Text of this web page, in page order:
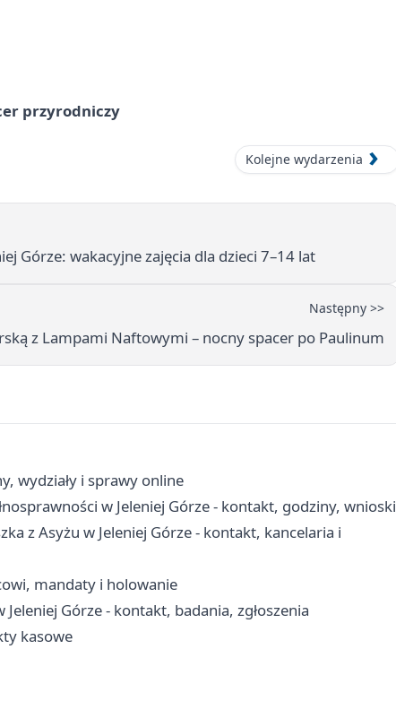
przyrodniczy
Kolejne wydarzenia
Górze: wakacyjne zajęcia dla dzieci 7–14 lat
Następny >>
z Lampami Naftowymi – nocny spacer po Paulinum
wydziały i sprawy online
w Jeleniej Górze - kontakt, godziny, wnioski
z Asyżu w Jeleniej Górze - kontakt, kancelaria i
mandaty i holowanie
Górze - kontakt, badania, zgłoszenia
kasowe